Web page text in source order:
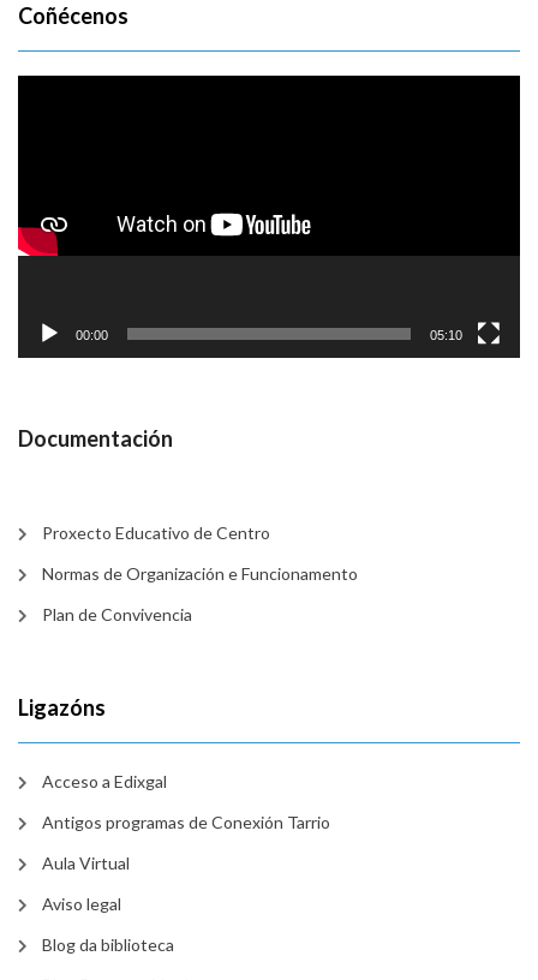
Coñécenos
00:00 05:10
Documentación
Proxecto Educativo de Centro
Normas de Organización e Funcionamento
Plan de Convivencia
Ligazóns
Acceso a Edixgal
Antigos programas de Conexión Tarrio
Aula Virtual
Aviso legal
Blog da biblioteca